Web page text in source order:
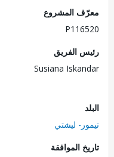
المشروع
الفريق
Susiana
ليشتي
الموافقة